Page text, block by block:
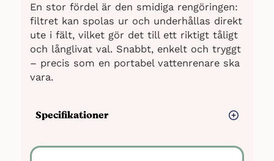
En stor fördel är den smidiga rengöringen:
filtret kan spolas ur och underhållas direkt
ute i fält, vilket gör det till ett riktigt tåligt
och långlivat val. Snabbt, enkelt och tryggt
– precis som en portabel vattenrenare ska
vara.
Specifikationer
Filtrerar: 99,99999 % av bakterier